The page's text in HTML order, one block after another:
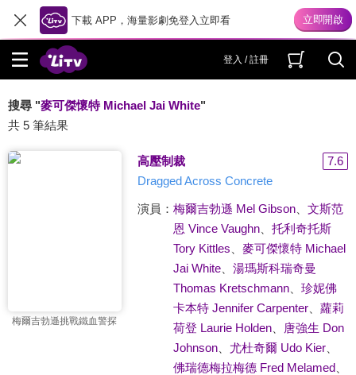
下載 APP，海量影劇免登入立即看
登入 / 註冊
搜尋 "麥可傑懷特 Michael Jai White"
共 5 筆結果
梅爾吉勃遜挑戰鐵血警探
高壓制裁
7.6
Dragged Across Concrete
演員： 梅爾吉勃遜 Mel Gibson、 文斯范
恩 Vince Vaughn、 托利奇托斯
Tory Kittles
麥可傑懷特 Michael
Jai White、 湯瑪斯科瑞奇曼
Thomas Kretschmann、 珍妮佛
卡本特 Jennifer Carpenter、 蘿莉
荷登 Laurie Holden、
唐強生 Don
Johnson、 尤杜奇爾 Udo Kier、
佛瑞德梅拉梅德 Fred Melamed、